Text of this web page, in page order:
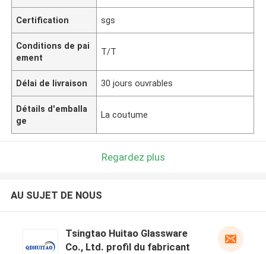
Certification sgs
Conditions de pai
ement
T/T
Délai de livraison 30 jours ouvrables
Détails d'emballa
ge
La coutume
Regardez plus
AU SUJET DE NOUS
Tsingtao Huitao Glassware
Co., Ltd. profil du fabricant